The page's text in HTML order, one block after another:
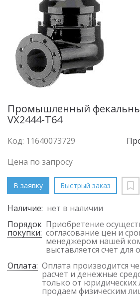
Промышленный
VX2444-T64
Код: 11640073729
Цена по запросу
В заявку Быстрый заказ
Наличие: нет в наличии
Порядок
покупки:
Приобретение
согласование цен и
менеджером нашей
выставляется счет для
Оплата: Оплата производится
расчет и денежные
только от
продаем физическим